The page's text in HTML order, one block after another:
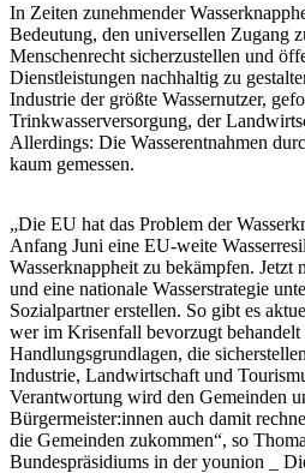
In Zeiten zunehmender
Bedeutung, den universellen Zugang
Menschenrecht sicherzustellen und
Dienstleistungen nachhaltig zu
Industrie der größte Wassernutzer,
Trinkwasserversorgung, der
Allerdings: Die Wasserentnahmen
kaum gemessen.
„Die EU hat das Problem der
Anfang Juni eine EU-weite
Wasserknappheit zu bekämpfen. Jetzt
und eine nationale Wasserstrategie
Sozialpartner erstellen. So gibt es
wer im Krisenfall bevorzugt
Handlungsgrundlagen, die
Industrie, Landwirtschaft und
Verantwortung wird den Gemeinden
Bürgermeister:innen auch damit
die Gemeinden zukommen“, so
Bundespräsidiums in der younion _